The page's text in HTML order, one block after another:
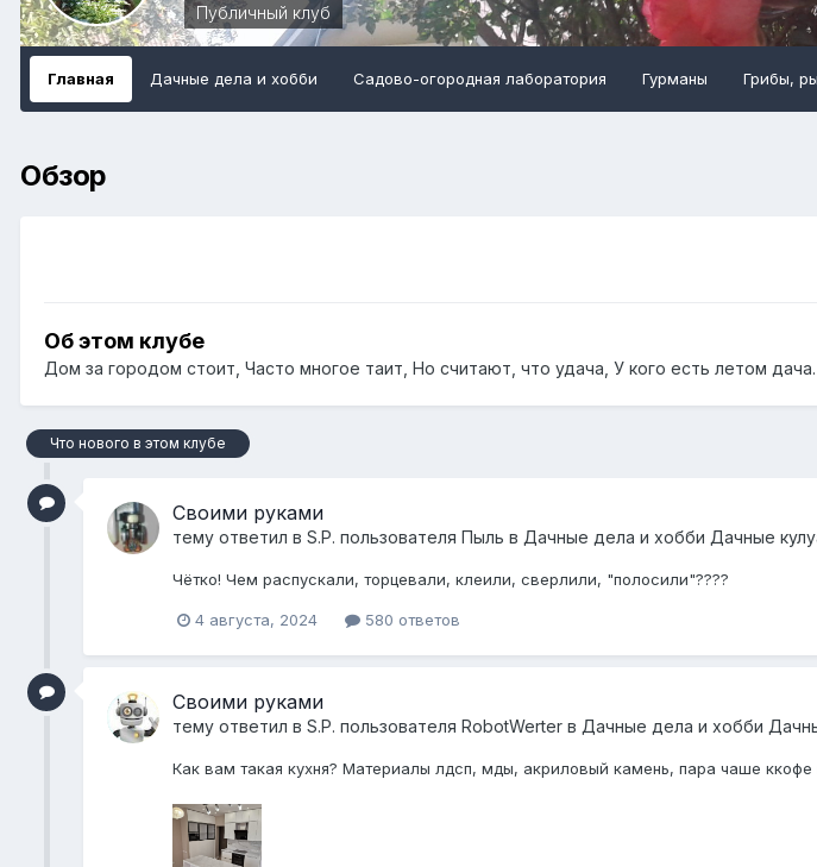
Публичный клуб
Главная Дачные дела и хобби Садово-огородная лаборатория Гурманы Грибы,
Обзор
Об этом клубе
Дом за городом стоит, Часто многое таит, Но считают, что удача, У кого есть летом дача.
Что нового в этом клубе
Своими руками
тему ответил в S.P. пользователя Пыль в Дачные дела и хобби Дачные
Чëтко! Чем распускали, торцевали, клеили, сверлили, "полосили"????
4 августа, 2024 580 ответов
Своими руками
тему ответил в S.P. пользователя RobotWerter в Дачные дела и хобби
Как вам такая кухня? Материалы лдсп, мды, акриловый камень, пара чаше ккофе